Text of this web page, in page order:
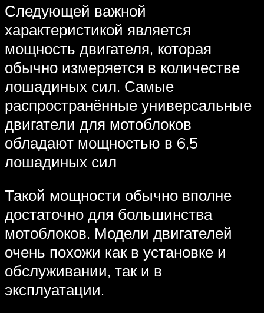
Следующей важной
характеристикой является
мощность двигателя, которая
обычно измеряется в количестве
лошадиных сил. Самые
распространённые универсальные
двигатели для мотоблоков
обладают мощностью в 6,5
лошадиных сил
Такой мощности обычно вполне
достаточно для большинства
мотоблоков. Модели двигателей
очень похожи как в установке и
обслуживании, так и в
эксплуатации.